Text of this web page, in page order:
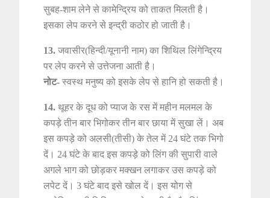
सुबह-शाम लेने से कामेन्द्रिय को ताकत मिलती है।
इसका लेप करने से इन्द्री कठोर हो जाती है।
13. जवासीर(हिन्दी/यूनानी नाम) का शिथिल लिंगेन्द्रिय
पर लेप करने से उत्तेजना आती है।
नोट- स्वस्थ मनुष्य को इसके लेप से हानि हो सकती है।
14. थूहर के दूध को प्याज के रस में महीन मलमल के
कपड़े तीन बार भिगोकर तीन बार छाया में सुखा लें। अब
इस कपड़े को अलसी(तीसी) के तेल में 24 घंटे तक भिगो
दें। 24 घंटे के बाद इस कपड़े को लिंग की सुपारी वाले
अगले भाग को छोड़कर मक्खन लगाकर उस कपड़े को
लपेट दें। 3 घंटे बाद इसे खोल दें। इस योग से